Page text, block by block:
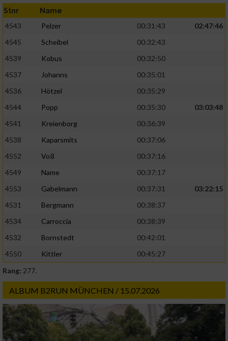
Stnr Name
4543 Pelzer 00:31:43
02:47:46
4545
Scheibel
00:32:43
4539
Kobus
00:32:50
4537
Johanns
00:35:01
4536
Hötzel
00:35:29
4544
Popp 00:35:30
03:03:48
4541
Kreienborg
00:36:39
4538
Kaparsmits
00:37:06
4552
Voß
00:37:16
4549
Name
00:37:17
4553
Gabelmann 00:37:31
03:22:15
4531
Bergmann
00:38:37
4534
Carroccia
00:38:39
4532
Bornstedt
00:42:01
4550
Kittler
00:45:27
Rang: 277.
ALBUM B2RUN MÜNCHEN / 15.07.2026